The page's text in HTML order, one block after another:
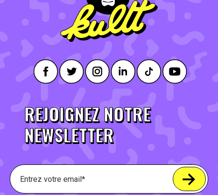
REJOIGNEZ NOTRE
NEWSLETTER